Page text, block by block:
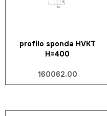
profilo sponda HVKT
H=400
160062.00